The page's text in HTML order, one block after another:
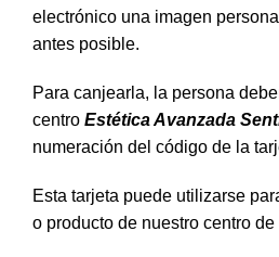
electrónico una imagen
antes posible.
Para canjearla, la persona
centro Estética Avanzada
numeración del código de la
Esta tarjeta puede utilizarse
o producto de nuestro centro de